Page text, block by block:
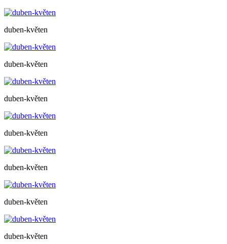
duben-květen
duben-květen
duben-květen
duben-květen
duben-květen
duben-květen
duben-květen